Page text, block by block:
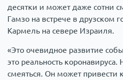
десятки и может даже сотни
Гамзо на встрече в друзском
Кармель на севере Израиля.
«Это очевидное развитие
это реальность
смеяться. Он может привести